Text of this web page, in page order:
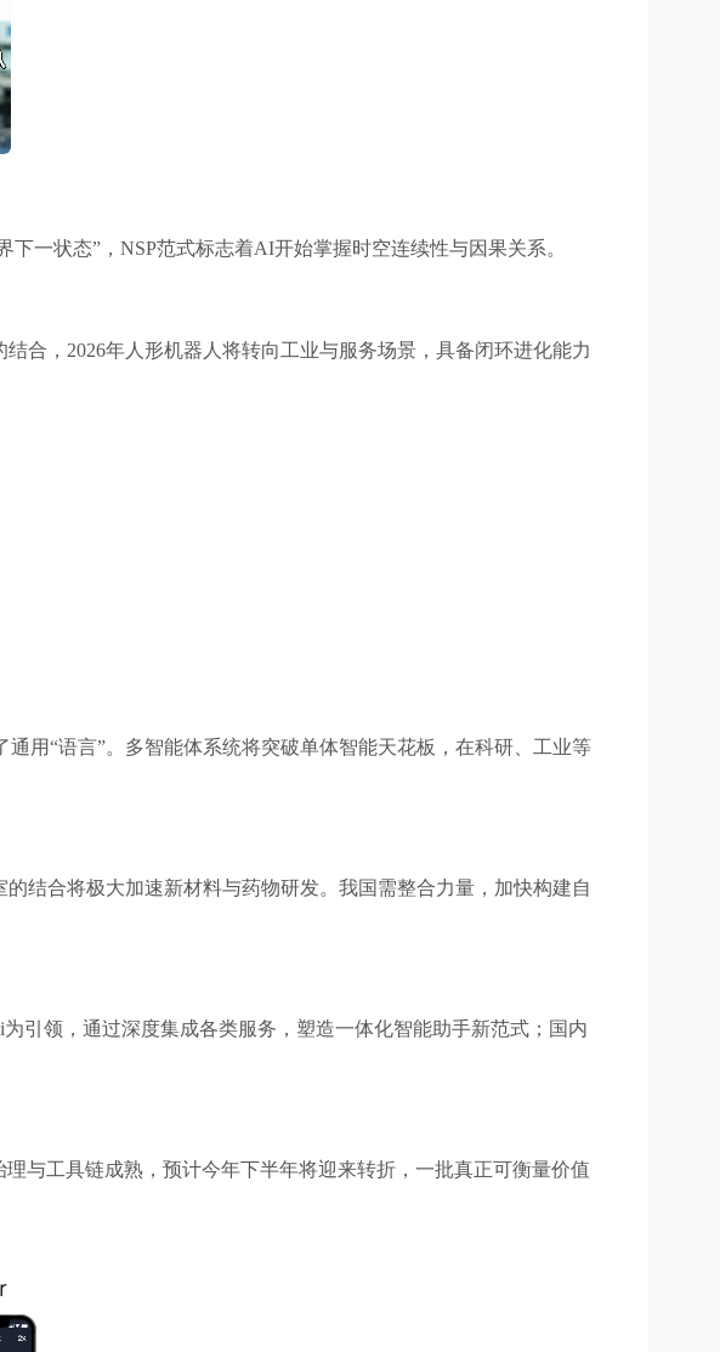
一状态”，NSP范式标志着AI开始掌握时空连续性与因果关系。
合，2026年人形机器人将转向工业与服务场景，具备闭环进化能力
用“语言”。多智能体系统将突破单体智能天花板，在科研、工业等
结合将极大加速新材料与药物研发。我国需整合力量，加快构建自
引领，通过深度集成各类服务，塑造一体化智能助手新范式；国内
与工具链成熟，预计今年下半年将迎来转折，一批真正可衡量价值